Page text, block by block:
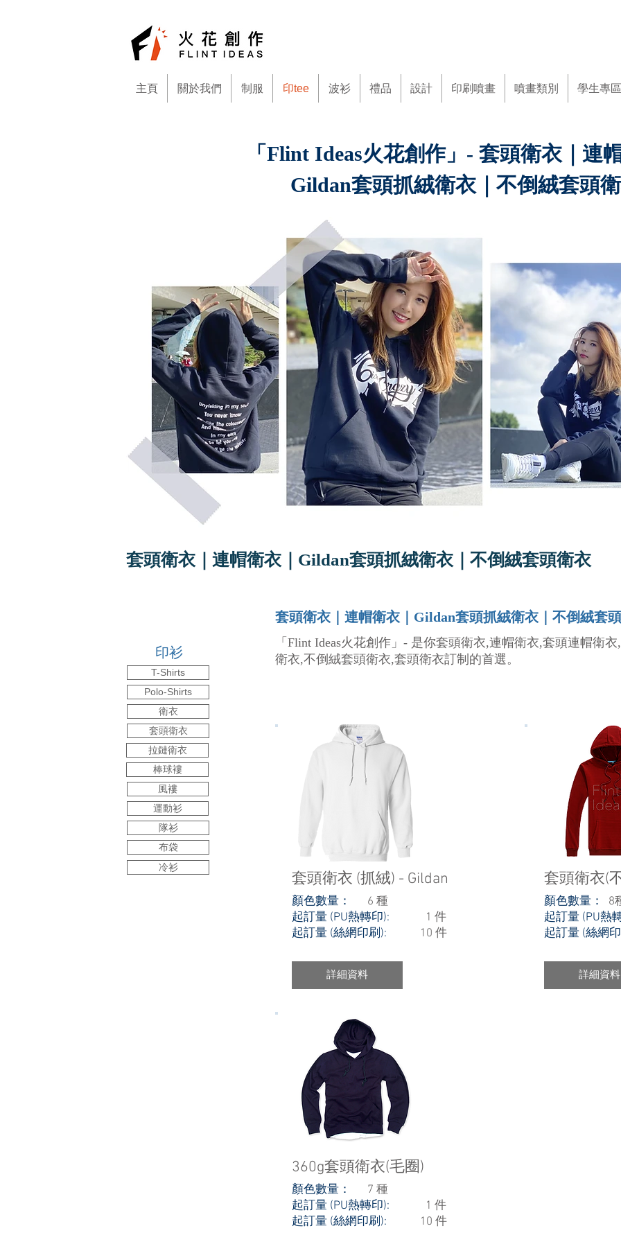
主頁 關於我們 制服 印tee 波衫 禮品 設計 印刷噴畫 噴畫類別 學生專區
「Flint Ideas火花創作」- 套頭衛衣｜連
Gildan套頭抓絨衛衣｜不倒絨套頭
套頭衛衣｜連帽衛衣｜Gildan套頭抓絨衛衣｜不倒絨套頭衛衣
套頭衛衣｜連帽衛衣｜Gildan套頭抓絨衛衣｜不倒絨套
印衫
T-Shirts
Polo-Shirts
衛衣
套頭衛衣
拉鏈衛衣
棒球褸
風褸
運動衫
隊衫
布袋
冷衫
「Flint Ideas火花創作」- 是你套頭衛衣,連帽衛衣,套頭連帽衛
衛衣,不倒絨套頭衛衣,套頭衛衣訂制的首選。
套頭衛衣 (抓絨) - Gildan
顏色數量：
6 種
起訂量 (PU熱轉印): 1 件
起訂量 (絲網印刷): 10 件
詳細資料
套頭衛衣(
顏色數量：
8
起訂量
起訂量 (絲
詳細資料
360g套頭衛衣(毛圈)
顏色數量：
7 種
起訂量 (PU熱轉印): 1 件
起訂量 (絲網印刷): 10 件